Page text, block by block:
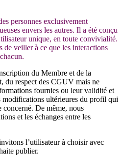
personnes exclusivement
envers les autres. Il a été conçu
unique, en toute convivialité.
veiller à ce que les interactions
du Membre et de la
du respect des CGUV mais ne
fournies ou leur validité et
modifications ultérieures du profil qui
concerné. De même, nous
et les échanges entre les
l’utilisateur à choisir avec
publier.